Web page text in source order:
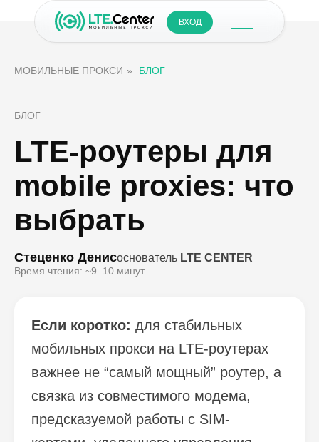
ВХОД
МОБИЛЬНЫЕ ПРОКСИ » БЛОГ
БЛОГ
LTE-роутеры для
mobile proxies: что
выбрать
Стеценко Денисоснователь LTE CENTER
Время чтения: ~9–10 минут
Если коротко: для стабильных
мобильных прокси на LTE-роутерах
важнее не “самый мощный” роутер, а
связка из совместимого модема,
предсказуемой работы с SIM-